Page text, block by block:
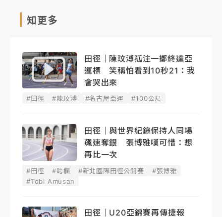
知更多
田徑｜陳玟溥孤注一擲終達亞
運標 笑稱怕看到10秒21：我
會哭出來
#田徑 #陳玟溥 #名古屋亞運 #100公尺
田徑｜與世界紀錄保持人同場
飆速奪銀 張博雅嘆可惜：想
再比一次
#田徑 #跨欄 #新北國際田徑公開賽
#張博雅
#Tobi Amusan
田徑｜U20亞錦賽再傳捷報